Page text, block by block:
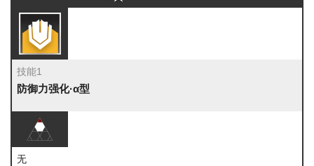
技能1
防御力强化·α型
无